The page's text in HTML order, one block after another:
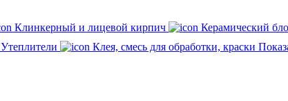
Клинкерный и лицевой кирпич Керамический
Утеплители Клея, смесь для обработки, краски